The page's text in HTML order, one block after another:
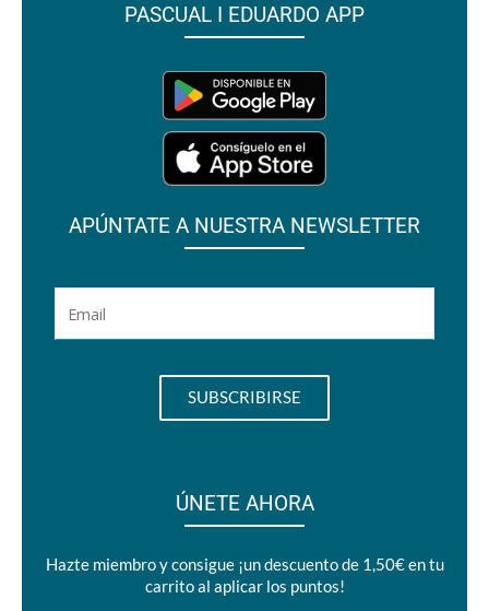
PASCUAL I EDUARDO APP
APÚNTATE A NUESTRA NEWSLETTER
ÚNETE AHORA
Hazte miembro y consigue ¡un descuento de 1,50€ en tu
carrito al aplicar los puntos!